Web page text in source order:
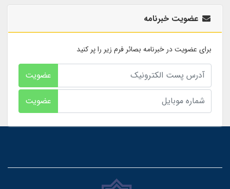
عضویت خبرنامه
برای عضویت در خبرنامه بصائر فرم زیر را پر کنید
عضویت
عضویت